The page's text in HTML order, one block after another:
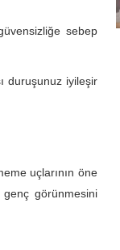
sebep
duruşunuz iyileşir
uçlarının öne
görünmesini